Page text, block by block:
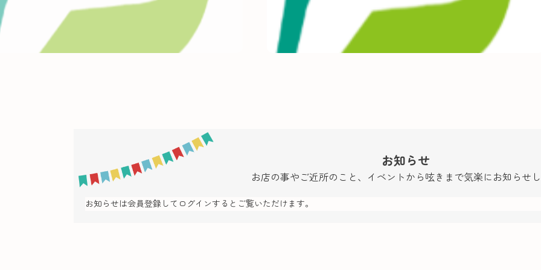
お知らせ
お店の事やご近所のこと、イベントから呟きまで気楽にお知らせ
お知らせは会員登録してログインするとご覧いただけます。